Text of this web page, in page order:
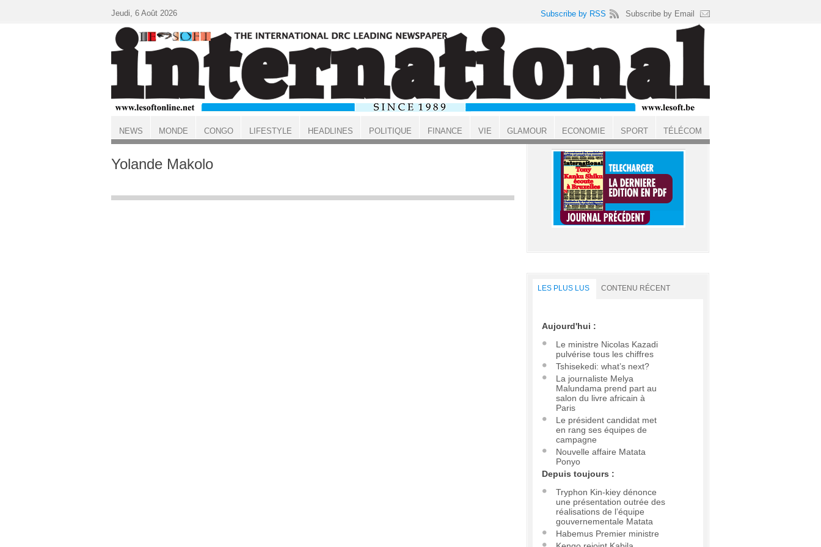
ACCUEIL
Yolande Makolo
LES PLUS LUS CONTENU RÉCENT
Aujourd'hui :
Le ministre Nicolas Kazadi
pulvérise tous les chiffres
Tshisekedi: what’s next?
La journaliste Melya
Malundama prend part au
salon du livre africain à
Paris
Le président candidat met
en rang ses équipes de
campagne
Nouvelle affaire Matata
Ponyo
Depuis toujours :
Tryphon Kin-kiey dénonce
une présentation outrée des
réalisations de l’équipe
gouvernementale Matata
Habemus Premier ministre
Jeudi, 6 Août 2026 Subscribe by RSS Subscribe by Email
NEWS MONDE CONGO LIFESTYLE HEADLINES POLITIQUE FINANCE VIE GLAMOUR ECONOMIE SPORT TÉLÉCOM